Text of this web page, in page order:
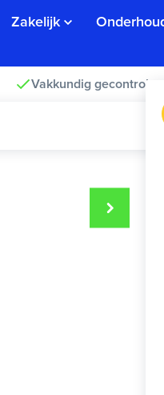
Zakelijk
Vakkundig